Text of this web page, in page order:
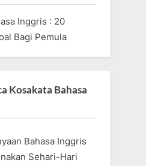
Inggris : 20
Bagi Pemula
Kosakata Bahasa
Bahasa Inggris
Sehari-Hari